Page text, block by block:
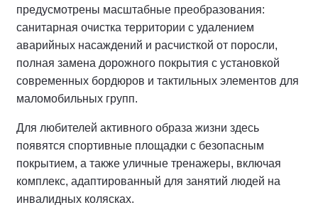
предусмотрены масштабные преобразования:
санитарная очистка территории с удалением
аварийных насаждений и расчисткой от поросли,
полная замена дорожного покрытия с установкой
современных бордюров и тактильных элементов для
маломобильных групп.
Для любителей активного образа жизни здесь
появятся спортивные площадки с безопасным
покрытием, а также уличные тренажеры, включая
комплекс, адаптированный для занятий людей на
инвалидных колясках.